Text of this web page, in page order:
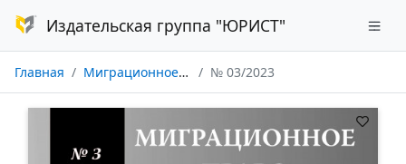
Издательская группа "ЮРИСТ"
Главная Миграционное право № 03/2023